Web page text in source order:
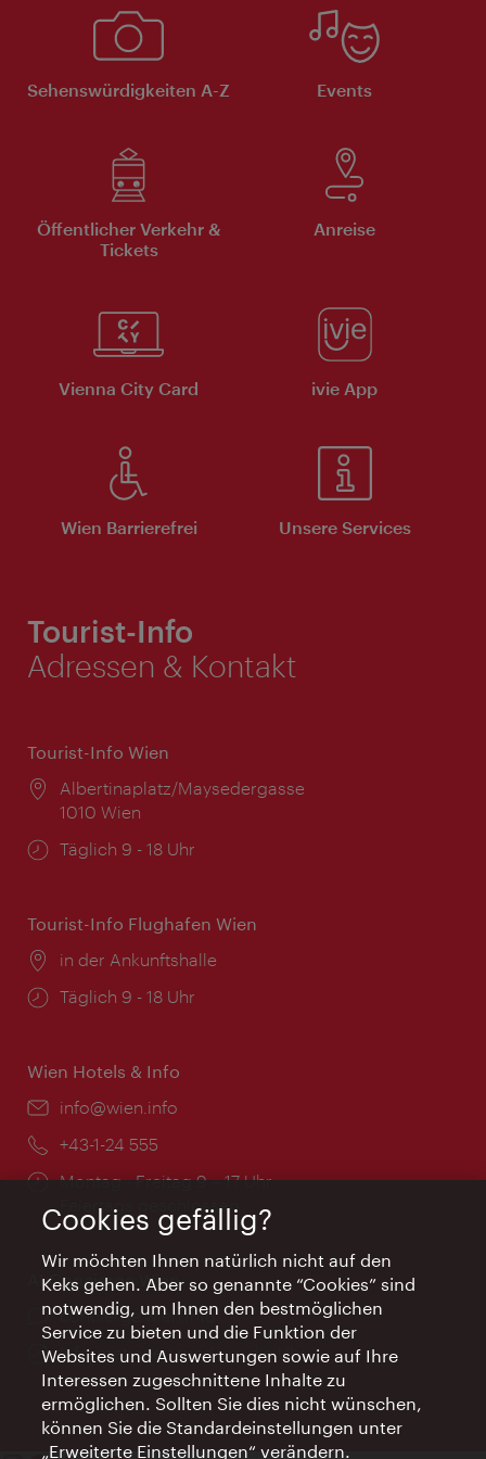
Sehenswürdigkeiten A-Z Events
Öffentlicher Verkehr &
Tickets
Anreise
Vienna City Card ivie App
Wien Barrierefrei Unsere Services
Tourist-Info
Adressen & Kontakt
Tourist-Info Wien
Ort:
Albertinaplatz/Maysedergasse
1010 Wien
Öffnungszeiten:
Täglich 9 - 18 Uhr
Tourist-Info Flughafen Wien
Ort:
in der Ankunftshalle
Öffnungszeiten:
Täglich 9 - 18 Uhr
Wien Hotels & Info
Email:
info@wien.info
Telefon:
+43-1-24 555
Öffnungszeiten:
Montag - Freitag 9 – 17 Uhr
Feiertags geschlossen
AI Concierge Wien
Ort:
concierge.wien.info
Öffnungszeiten:
Informationen rund um die Uhr
Cookies gefällig?
Wir möchten Ihnen natürlich nicht auf den
Keks gehen. Aber so genannte “Cookies” sind
notwendig, um Ihnen den bestmöglichen
Service zu bieten und die Funktion der
Websites und Auswertungen sowie auf Ihre
Interessen zugeschnittene Inhalte zu
ermöglichen. Sollten Sie dies nicht wünschen,
können Sie die Standardeinstellungen unter
„Erweiterte Einstellungen“ verändern.